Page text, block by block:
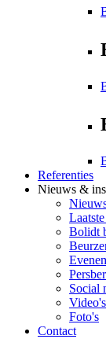
Referenties
Nieuws &
Bolidt
Social
Video's
Foto's
Contact